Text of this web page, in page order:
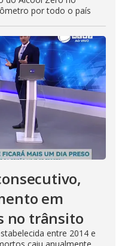
por todo o país
em
no trânsito
entre 2014 e